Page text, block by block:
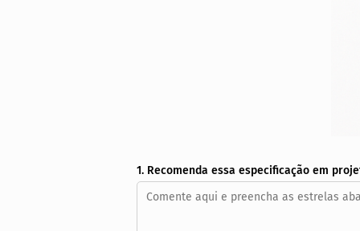
1. Recomenda essa especificação em